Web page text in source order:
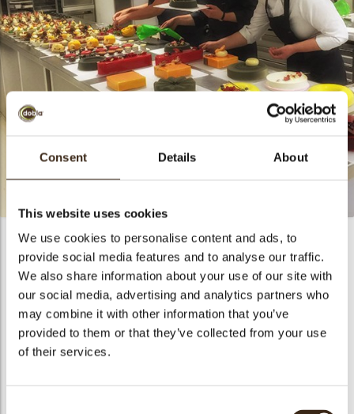
Consent Details About
This website uses cookies
We use cookies to personalise content and ads, to
provide social media features and to analyse our traffic.
We also share information about your use of our site with
our social media, advertising and analytics partners who
may combine it with other information that you’ve
provided to them or that they’ve collected from your use
of their services.
Visie
Ambitieus
Wij hebben veel ambities en leggen de lat extreem hoog. Met
onze chocoladedecoraties willen we grenzen verleggen en
onszelf overstijgen: beter, slimmer, sneller, mooier. Ons
Afspraak is afspraak. Betrouwbaarheid is onze tweede